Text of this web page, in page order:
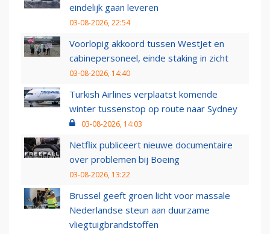
eindelijk gaan leveren
03-08-2026, 22:54
Voorlopig akkoord tussen WestJet en
cabinepersoneel, einde staking in zicht
03-08-2026, 14:40
Turkish Airlines verplaatst komende
winter tussenstop op route naar Sydney
03-08-2026, 14:03
Netflix publiceert nieuwe documentaire
over problemen bij Boeing
03-08-2026, 13:22
Brussel geeft groen licht voor massale
Nederlandse steun aan duurzame
vliegtuigbrandstoffen